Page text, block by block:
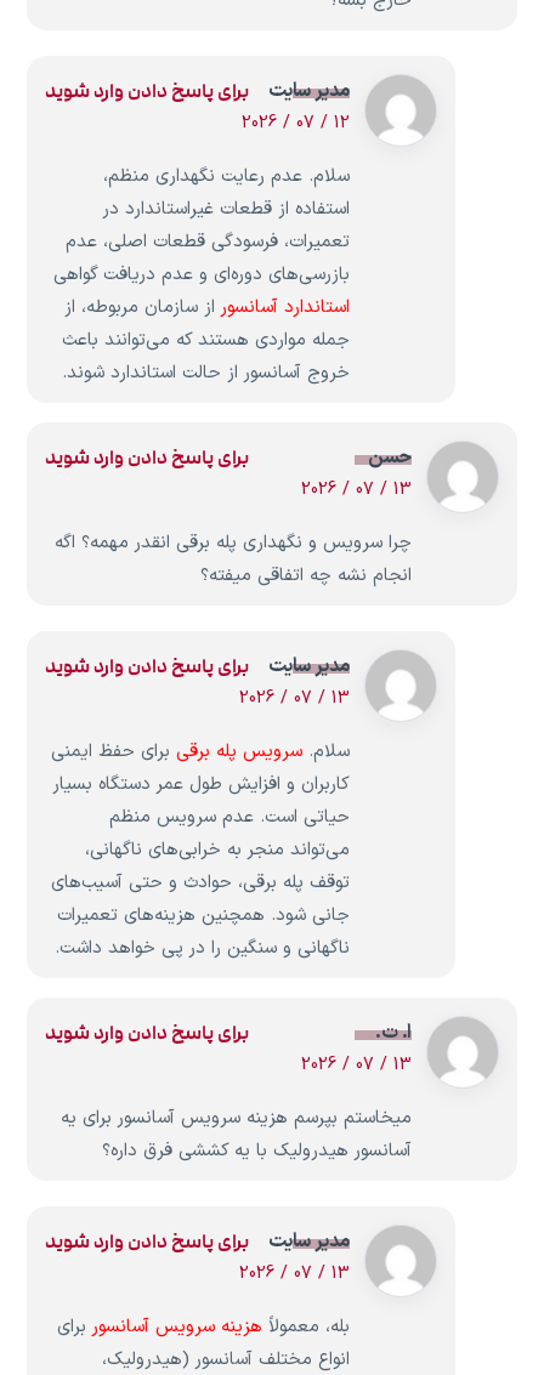
مدیر سایت
12 / 07 / 2026
سلام. عدم رعایت نگهداری منظم،
استفاده از قطعات غیراستاندارد در
تعمیرات، فرسودگی قطعات اصلی، عدم
بازرسی‌های دوره‌ای و عدم دریافت گواهی
استاندارد آسانسور از سازمان مربوطه، از
جمله مواردی هستند که می‌توانند باعث
خروج آسانسور از حالت استاندارد شوند.
برای پاسخ دادن وارد شوید
حسن
13 / 07 / 2026
چرا سرویس و نگهداری پله برقی انقدر مهمه؟ اگه
انجام نشه چه اتفاقی میفته؟
برای پاسخ دادن وارد شوید
مدیر سایت
13 / 07 / 2026
سلام.سرویس پله برقی برای حفظ ایمنی
کاربران و افزایش طول عمر دستگاه بسیار
حیاتی است. عدم سرویس منظم
می‌تواند منجر به خرابی‌های ناگهانی،
توقف پله برقی، حوادث و حتی آسیب‌های
جانی شود. همچنین هزینه‌های تعمیرات
ناگهانی و سنگین را در پی خواهد داشت.
برای پاسخ دادن وارد شوید
ا. ت.
13 / 07 / 2026
میخاستم بپرسم هزینه سرویس آسانسور برای یه
آسانسور هیدرولیک با یه کششی فرق داره؟
برای پاسخ دادن وارد شوید
مدیر سایت
13 / 07 / 2026
بله، معمولاً هزینه سرویس آسانسور برای
انواع مختلف آسانسور (هیدرولیک،
برای پاسخ دادن وارد شوید